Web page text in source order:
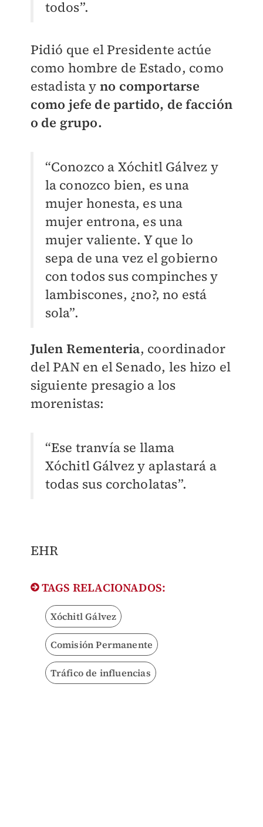
todos”.
Pidió que el Presidente actúe
como hombre de Estado, como
estadista y no comportarse
como jefe de partido, de facción
o de grupo.
“Conozco a Xóchitl Gálvez y
la conozco bien, es una
mujer honesta, es una
mujer entrona, es una
mujer valiente. Y que lo
sepa de una vez el gobierno
con todos sus compinches y
lambiscones, ¿no?, no está
sola”.
Julen Rementeria, coordinador
del PAN en el Senado, les hizo el
siguiente presagio a los
morenistas:
“Ese tranvía se llama
Xóchitl Gálvez y aplastará a
todas sus corcholatas”.
EHR
TAGS RELACIONADOS:
Xóchitl Gálvez
Comisión Permanente
Tráfico de influencias